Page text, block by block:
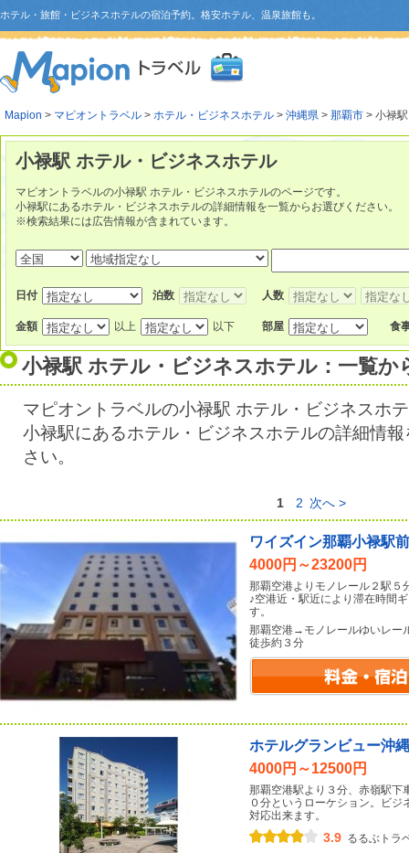
ホテル・旅館・ビジネスホテルの宿泊予約。格安ホテル、温泉旅館も。
Mapion > マピオントラベル > ホテル・ビジネスホテル > 沖縄県 > 那覇市 > 小禄駅
小禄駅 ホテル・ビジネスホテル
マピオントラベルの小禄駅 ホテル・ビジネスホテルのページです。
小禄駅にあるホテル・ビジネスホテルの詳細情報を一覧からお選びください。
※検索結果には広告情報が含まれています。
日付 泊数 人数
金額 以上 以下 部屋 食
小禄駅 ホテル・ビジネスホテル：一覧か
マピオントラベルの小禄駅 ホテル・ビジネスホ
小禄駅にあるホテル・ビジネスホテルの詳細情
さい。
1 2 次へ >
ワイズイン那覇小禄駅前
4000円～23200円
那覇空港よりモノレール２駅
♪空港近・駅近により滞在時間
す。
那覇空港→モノレールゆいレー
徒歩約３分
ホテルグランビュー沖縄
4000円～12500円
那覇空港駅より３分、赤嶺駅下
０分というローケション。ビ
対応出来ます。
3.9 るるぶトラ